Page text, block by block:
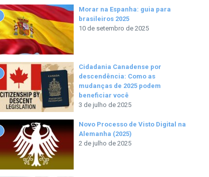
Morar na Espanha: guia para
brasileiros 2025
10 de setembro de 2025
Cidadania Canadense por
descendência: Como as
mudanças de 2025 podem
beneficiar você
3 de julho de 2025
Novo Processo de Visto Digital na
Alemanha (2025)
2 de julho de 2025